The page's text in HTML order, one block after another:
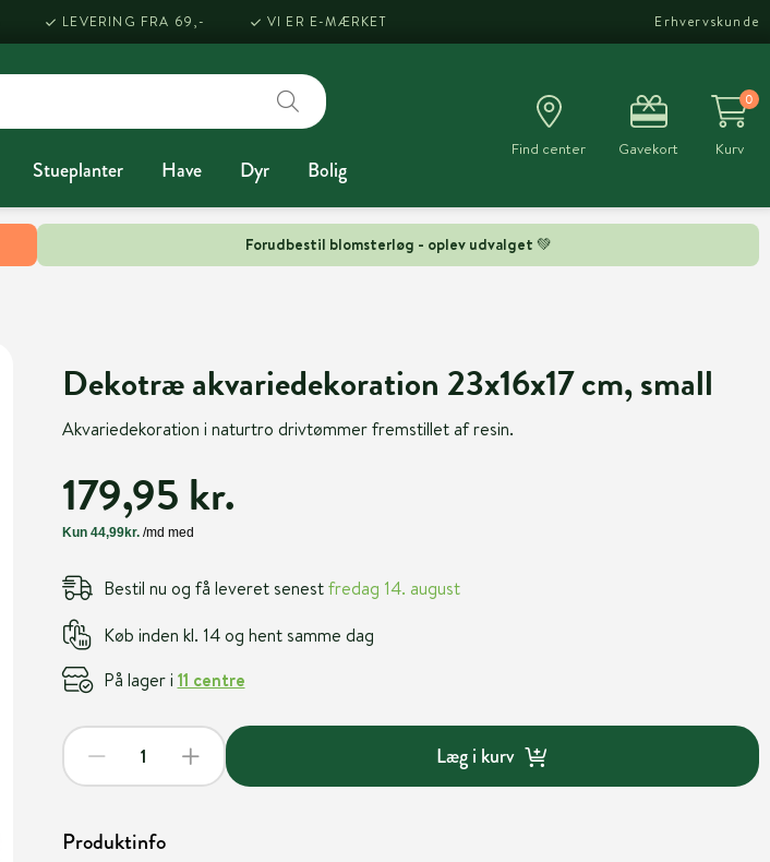
Forudbestil blomsterløg - oplev udvalget 💚
LEVERING FRA 69,- VI ER E-MÆRKET Erhvervskunde
Stueplanter Have Dyr Bolig
Find center Gavekort
0
Kurv
Dekotræ akvariedekoration 23x16x17 cm, small
Akvariedekoration i naturtro drivtømmer fremstillet af resin.
179,95 kr.
Bestil nu og få leveret senestfredag 14. august
Køb inden kl. 14 og hent samme dag
På lager i 11 centre
Læg i kurv
Produktinfo